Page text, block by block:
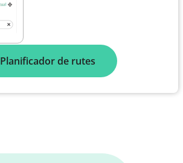
Planificador de rutes